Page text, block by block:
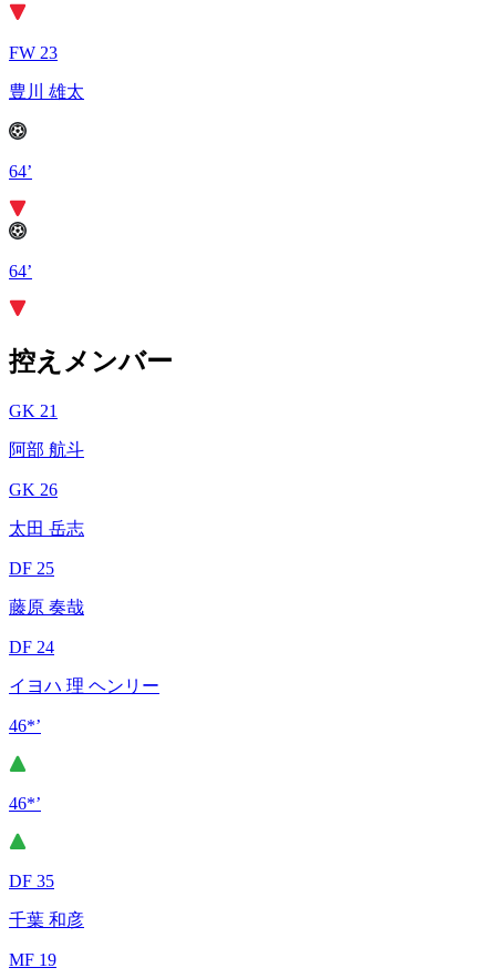
FW 23
豊川 雄太
64’
64’
控えメンバー
GK 21
阿部 航斗
GK 26
太田 岳志
DF 25
藤原 奏哉
DF 24
イヨハ 理 ヘンリー
46*’
46*’
DF 35
千葉 和彦
MF 19